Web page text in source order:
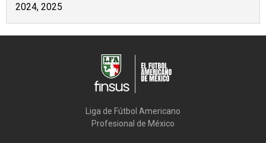
2024, 2025
Liga de Fútbol Americano
Profesional de México